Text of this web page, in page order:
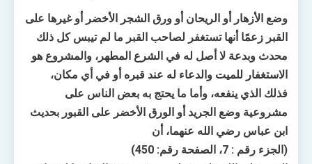
وضع الأزهار أو الريحان أو ورق الشجر الأخضر أو غيرها على
القبر زعمًا أنها تستغفر لصاحب القبر ما لم تيبس كل ذلك
محدث وبدعة لا أصل له في الشرع المطهر، والمشروع هو
الاستغفار للميت والدعاء له عند قبره أو في أي مكان،
فذلك الذي ينفعه، وأما ما يحتج به بعض الناس على
مشروعية وضع الجريد أو الورق الأخضر على القبور بحديث
ابن عباس رضي الله عنهما، أن
(الجزء رقم : 7، الصفحة رقم: 450)